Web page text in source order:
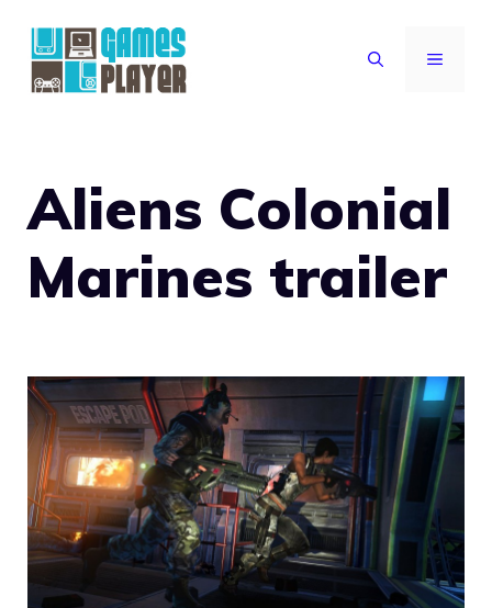
contenuto
MENU
Aliens Colonial
Marines trailer